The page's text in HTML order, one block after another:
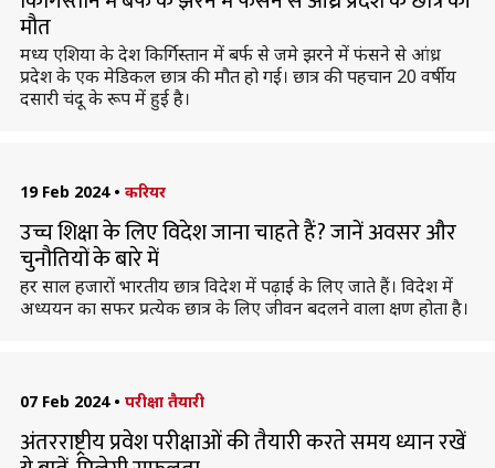
मौत
मध्य एशिया के देश किर्गिस्तान में बर्फ से जमे झरने में फंसने से आंध्र
प्रदेश के एक मेडिकल छात्र की मौत हो गई। छात्र की पहचान 20 वर्षीय
दसारी चंदू के रूप में हुई है।
19 Feb 2024 • करियर
उच्च शिक्षा के लिए विदेश जाना चाहते हैं? जानें अवसर और
चुनौतियों के बारे में
हर साल हजारों भारतीय छात्र विदेश में पढ़ाई के लिए जाते हैं। विदेश में
अध्ययन का सफर प्रत्येक छात्र के लिए जीवन बदलने वाला क्षण होता है।
07 Feb 2024 • परीक्षा तैयारी
अंतरराष्ट्रीय प्रवेश परीक्षाओं की तैयारी करते समय ध्यान रखें